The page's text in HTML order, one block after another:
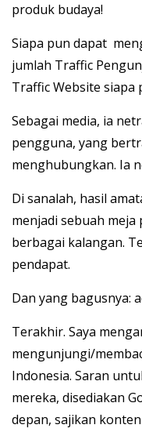
produk budaya!
Siapa pun dapat
jumlah Traffic
Traffic Website siapa
Sebagai media, ia
pengguna, yang
menghubungkan. Ia
Di sanalah, hasil
menjadi sebuah
berbagai kalangan.
pendapat.
Dan yang bagusnya:
Terakhir. Saya
mengunjungi/
Indonesia. Saran
mereka, disediakan
depan, sajikan